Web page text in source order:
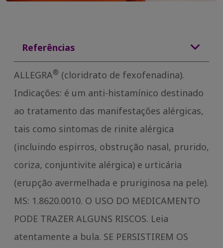
Referências
ALLEGRA® (cloridrato de fexofenadina).
Indicações: é um anti-histamínico destinado
ao tratamento das manifestações alérgicas,
tais como sintomas de rinite alérgica
(incluindo espirros, obstrução nasal, prurido,
coriza, conjuntivite alérgica) e urticária
(erupção avermelhada e pruriginosa na pele).
MS: 1.8620.0010. O USO DO MEDICAMENTO
PODE TRAZER ALGUNS RISCOS. Leia
atentamente a bula. SE PERSISTIREM OS